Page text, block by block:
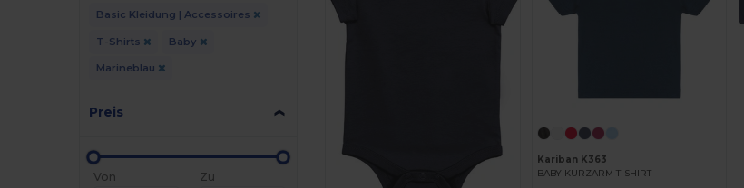
Basic Kleidung | Accessoires
T-Shirts Baby
Marineblau
Preis
Von
Zu
Kariban K363
BABY KURZARM T-SHIRT